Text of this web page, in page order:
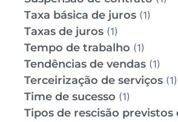
Taxa básica de juros (1)
Taxas de juros (1)
Tempo de trabalho (1)
Tendências de vendas (1)
Terceirização de serviços (1)
Time de sucesso (1)
Tipos de rescisão previstos